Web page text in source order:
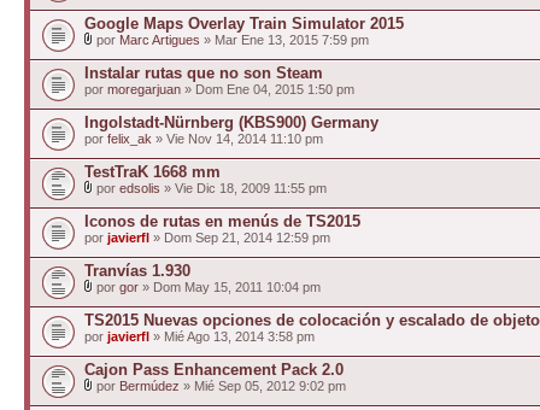
Google Maps Overlay Train Simulator 2015
por Marc Artigues » Mar Ene 13, 2015 7:59 pm
Instalar rutas que no son Steam
por moregarjuan » Dom Ene 04, 2015 1:50 pm
Ingolstadt-Nürnberg (KBS900) Germany
por felix_ak » Vie Nov 14, 2014 11:10 pm
TestTraK 1668 mm
por edsolis » Vie Dic 18, 2009 11:55 pm
Iconos de rutas en menús de TS2015
por javierfl » Dom Sep 21, 2014 12:59 pm
Tranvías 1.930
por gor » Dom May 15, 2011 10:04 pm
TS2015 Nuevas opciones de colocación y escalado de
por javierfl » Mié Ago 13, 2014 3:58 pm
Cajon Pass Enhancement Pack 2.0
por Bermúdez » Mié Sep 05, 2012 9:02 pm